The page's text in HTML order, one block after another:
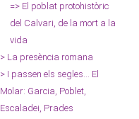
=> El poblat protohistòric
del Calvari, de la mort a la
vida
> La presència romana
> I passen els segles... El
Molar: Garcia, Poblet,
Escaladei, Prades